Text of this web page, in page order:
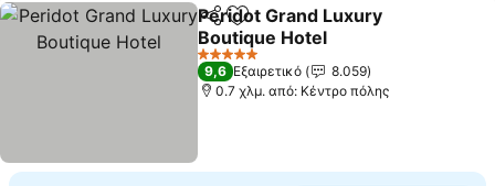
Κοινοποίηση
Προσθήκη στα αγαπημένα
Peridot Grand Luxury
Boutique Hotel
5 Αστέρια
9,6 Εξαιρετικό
8.059
0.7 χλμ. από: Κέντρο πόλης